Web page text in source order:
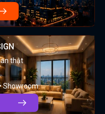
thật
Showroom